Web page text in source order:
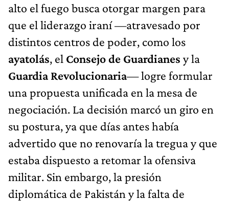
alto el fuego busca otorgar margen para
que el liderazgo iraní —atravesado por
distintos centros de poder, como los
ayatolás, el Consejo de Guardianes y la
Guardia Revolucionaria— logre formular
una propuesta unificada en la mesa de
negociación. La decisión marcó un giro en
su postura, ya que días antes había
advertido que no renovaría la tregua y que
estaba dispuesto a retomar la ofensiva
militar. Sin embargo, la presión
diplomática de Pakistán y la falta de